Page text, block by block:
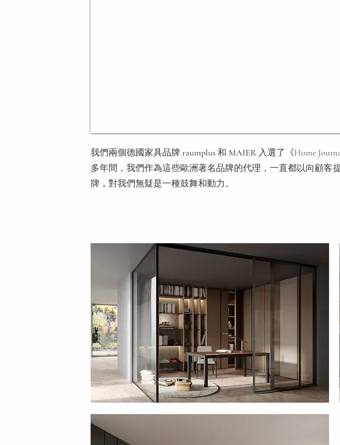
我們兩個德國家具品牌raumplus和 MAIER 入選了《Home
多年間，我們作為這些歐洲著名品牌的代理，一直都以向顧客
牌，對我們無疑是一種鼓舞和動力。